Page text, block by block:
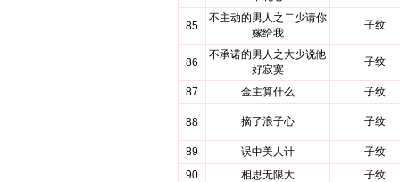
85
不主动的男人之二少请你
嫁给我
子纹
86
不承诺的男人之大少说他
好寂寞
子纹
87 金主算什么 子纹
88 摘了浪子心 子纹
89 误中美人计
子纹
90
相思无限大
子纹